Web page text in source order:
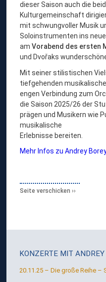
dieser Saison auch die
Kulturgemeinschaft
mit schwungvoller Musik
Soloinstrumenten ins
amVorabend des ersten
und Dvořaks
Mit seiner stilistischen
tiefgehenden
engen Verbindung zum
die Saison 2025/26 der
prägen und Musikern wie
musikalische
Erlebnisse bereiten.
Mehr Infos zu Andrey
KONZERTE MIT ANDREY
20.11.25 – Die große Reihe –
Seite verschicken